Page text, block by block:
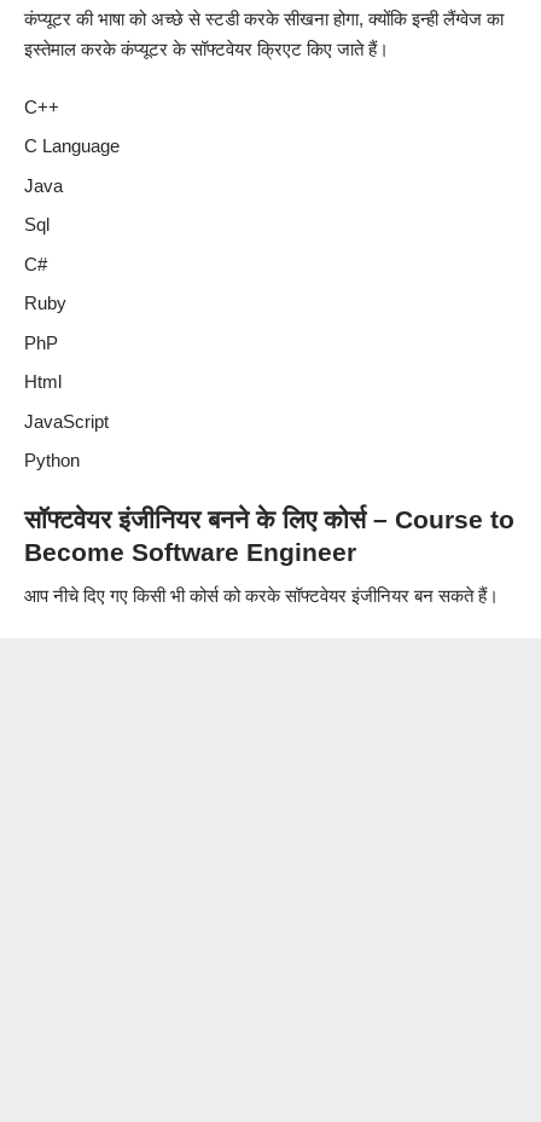
कंप्यूटर की भाषा को अच्छे से स्टडी करके सीखना होगा, क्योंकि इन्ही लैंग्वेज का
इस्तेमाल करके कंप्यूटर के सॉफ्टवेयर क्रिएट किए जाते हैं।
C++
C Language
Java
Sql
C#
Ruby
PhP
Html
JavaScript
Python
सॉफ्टवेयर इंजीनियर बनने के लिए कोर्स – Course to
Become Software Engineer
आप नीचे दिए गए किसी भी कोर्स को करके सॉफ्टवेयर इंजीनियर बन सकते हैं।